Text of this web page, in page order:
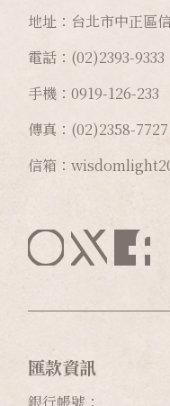
地址：台北市中正區
電話：(02)2393-9333
手機：0919-126-233
傳真：(02)2358-7727
信箱：
匯款資訊